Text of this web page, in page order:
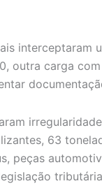
interceptaram
outra carga
63
peças